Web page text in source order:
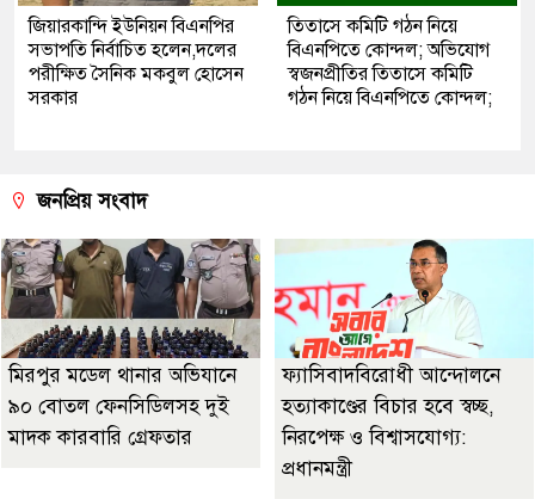
জিয়ারকান্দি ইউনিয়ন বিএনপির
সভাপতি নির্বাচিত হলেন,দলের
পরীক্ষিত সৈনিক মকবুল হোসেন
সরকার
তিতাসে কমিটি গঠন নিয়ে
বিএনপিতে কোন্দল; অভিযোগ
স্বজনপ্রীতির তিতাসে কমিটি
গঠন নিয়ে বিএনপিতে কোন্দল;
জনপ্রিয় সংবাদ
মিরপুর মডেল থানার অভিযানে
৯০ বোতল ফেনসিডিলসহ দুই
মাদক কারবারি গ্রেফতার
ফ্যাসিবাদবিরোধী আন্দোলনে
হত্যাকাণ্ডের বিচার হবে স্বচ্ছ,
নিরপেক্ষ ও বিশ্বাসযোগ্য:
প্রধানমন্ত্রী